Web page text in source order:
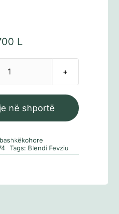
L
Sasi
Vullkanit
në shportë
Tags: Blendi Fevziu